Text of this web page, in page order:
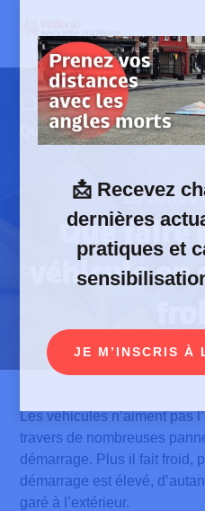
content
Actualités
Que faire pour votre
15
Que faire
véhicule en
Les véhicules n’aiment pas
travers de nombreuses
démarrage. Plus il fait froid,
démarrage est élevé,
garé à l’extérieur.
📩 Recevez
dernières
pratiques et
JE M’INSCRIS À